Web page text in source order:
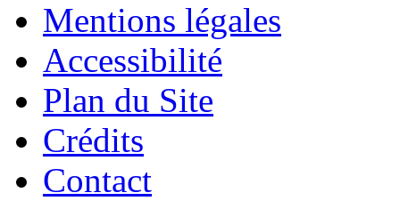
Mentions légales
Accessibilité
Plan du Site
Crédits
Contact